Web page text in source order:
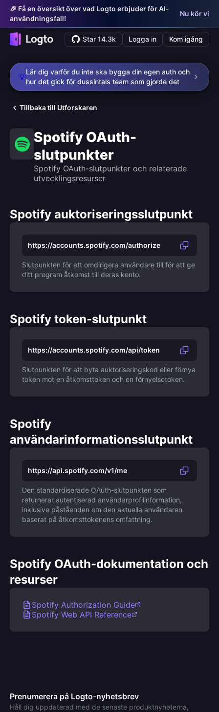
🎉 Få en översikt över vad Logto erbjuder för AI-
användningsfall!
Nu kör vi
Star 14.3k Logga in Kom igång
💡
Lär dig varför du inte ska bygga din egen auth och
hur det gick för dussintals team som gjorde det
Tillbaka till Utforskaren
Spotify OAuth-
slutpunkter
Spotify OAuth-slutpunkter och relaterade
utvecklingsresurser
Spotify auktoriseringsslutpunkt
https://accounts.spotify.com/authorize
Slutpunkten för att omdirigera användare till för att ge
ditt program åtkomst till deras konto.
Spotify token-slutpunkt
https://accounts.spotify.com/api/token
Slutpunkten för att byta auktoriseringskod eller förnya
token mot en åtkomsttoken och en förnyelsetoken.
Spotify
användarinformationsslutpunkt
https://api.spotify.com/v1/me
Den standardiserade OAuth-slutpunkten som
returnerar autentiserad användarprofilinformation,
inklusive påståenden om den aktuella användaren
baserat på åtkomsttokenens omfattning.
Spotify OAuth-dokumentation och
resurser
Spotify Authorization Guide
Spotify Web API Reference
Prenumerera på Logto-nyhetsbrev
Håll dig uppdaterad med de senaste produktnyheterna,